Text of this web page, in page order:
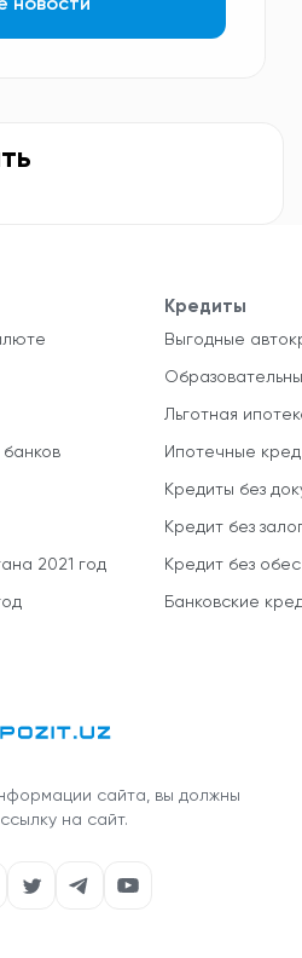
новости
2021 год
Кредиты
Выгодные
Льготная
Ипотечные
Кредиты без
Кредит без
Кредит без
Банковские
сайта, вы должны
ссылку на сайт.